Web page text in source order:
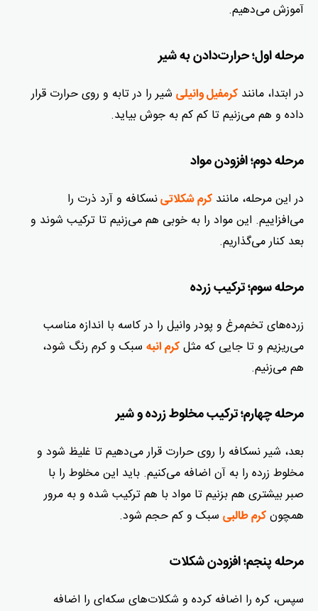
آموزش می‌دهیم.
مرحله اول؛ حرارت‌دادن به شیر
در ابتدا، مانند کرمفیل وانیلی شیر را در تابه و روی حرارت قرار
داده و هم‌ می‌زنیم تا کم کم به جوش بیاید.
مرحله دوم؛ افزودن مواد
در این مرحله، مانند کرم شکلاتینسکافه و آرد ذرت را
می‌افزاییم. این مواد را به خوبی هم می‌زنیم تا ترکیب شوند و
بعد کنار می‌گذاریم.
مرحله سوم؛ ترکیب زرده
زرده‌های تخم‌مرغ و پودر وانیل را در کاسه با اندازه مناسب
می‌ریزیم و تا جایی که مثل کرم انبه سبک و کرم رنگ شود،
هم می‌زنیم.
مرحله چهارم؛ ترکیب مخلوط زرده و شیر
بعد، شیر نسکافه را روی حرارت قرار می‌دهیم تا غلیظ شود و
مخلوط زرده را به آن اضافه می‌کنیم. باید این مخلوط را با
صبر بیشتری هم بزنیم تا مواد با هم ترکیب شده و به مرور
همچون کرم طالبی سبک و کم حجم شود.
مرحله پنجم؛ افزودن شکلات
سپس، کره را اضافه کرده و شکلات‌های سکه‌ای را اضافه